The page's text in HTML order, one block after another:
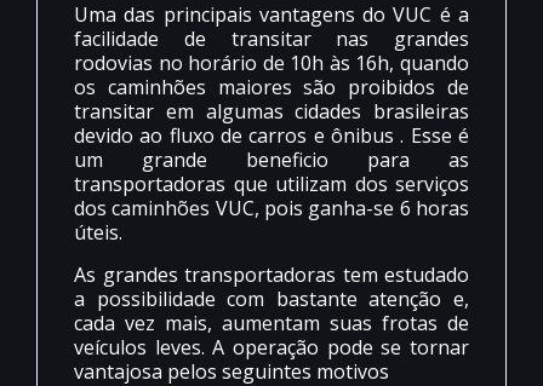
Uma das principais vantagens do VUC é a
facilidade de transitar nas grandes
rodovias no horário de 10h às 16h, quando
os caminhões maiores são proibidos de
transitar em algumas cidades brasileiras
devido ao fluxo de carros e ônibus . Esse é
um grande beneficio para as
transportadoras que utilizam dos serviços
dos caminhões VUC, pois ganha-se 6 horas
úteis.
As grandes transportadoras tem estudado
a possibilidade com bastante atenção e,
cada vez mais, aumentam suas frotas de
veículos leves. A operação pode se tornar
vantajosa pelos seguintes motivos